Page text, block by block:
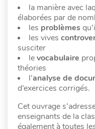
la manière avec
élaborées par de
les problèmes
les vives
susciter
levocabulaire
théories
l’analyse de
d’exercices corrigés.
Cet ouvrage
enseignants de la
également à toutes